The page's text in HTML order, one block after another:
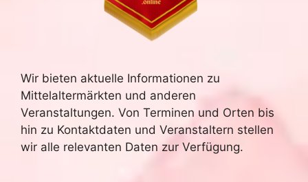
Wir bieten aktuelle Informationen zu
Mittelaltermärkten und anderen
Veranstaltungen. Von Terminen und Orten bis
hin zu Kontaktdaten und Veranstaltern stellen
wir alle relevanten Daten zur Verfügung.